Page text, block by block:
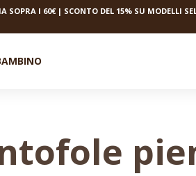
SOPRA I 60€ | SCONTO DEL 15% SU MODELLI